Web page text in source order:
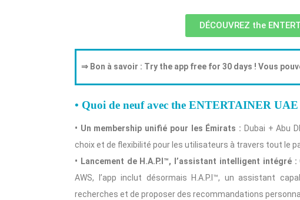
DÉCOUVREZ the
⇒ Bon à savoir : Try the app free for 30 days ! Vous
• Quoi de neuf avec the ENTERTAINER UAE
• Un membership unifié pour les Émirats : Dubai + Abu
choix et de flexibilité pour les utilisateurs à travers tout le
• Lancement de H.A.P.I™, l’assistant intelligent intégré :
AWS, l’app inclut désormais H.A.P.I™, un assistant
recherches et de proposer des recommandations